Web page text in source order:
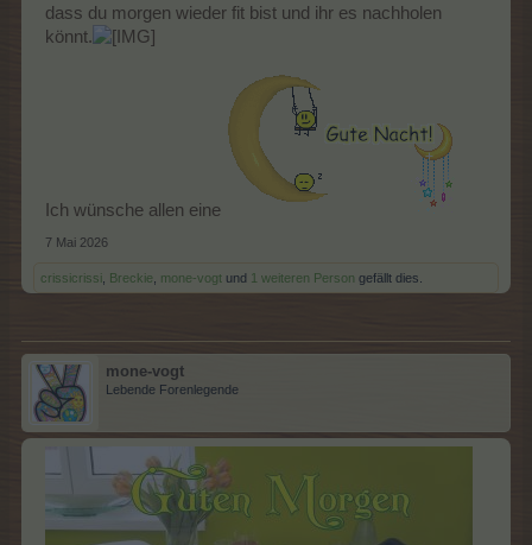
dass du morgen wieder fit bist und ihr es nachholen
könnt.
Ich wünsche allen eine
7 Mai 2026
crissicrissi Breckie mone-vogt und 1 weiteren Person gefällt dies.
mone-vogt
Lebende Forenlegende